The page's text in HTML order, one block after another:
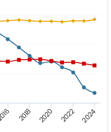
2018 2020 2022 2024